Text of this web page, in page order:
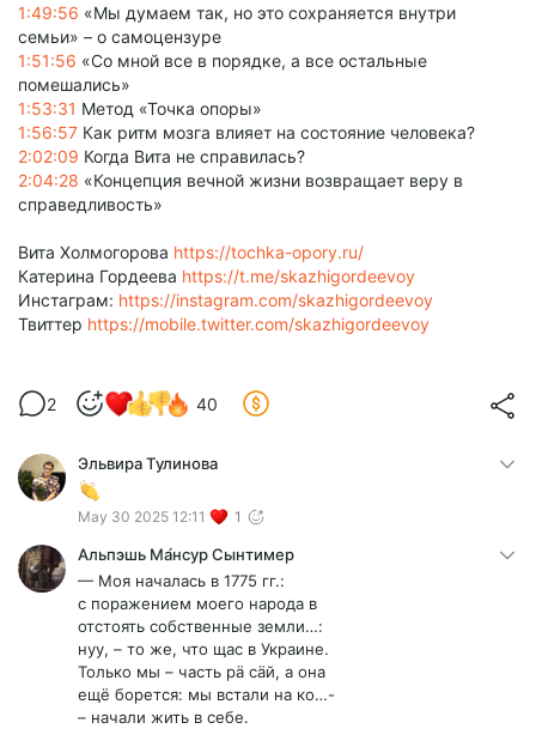
1:49:56 «Мы думаем так, но это сохраняется внутри
семьи» – о самоцензуре
1:51:56 «Со мной все в порядке, а все остальные
помешались»
1:53:31 Метод «Точка опоры»
1:56:57 Как ритм мозга влияет на состояние человека?
2:02:09 Когда Вита не справилась?
2:04:28 «Концепция вечной жизни возвращает веру в
справедливость»
Вита Холмогорова https://tochka-opory.ru/
Катерина Гордеева https://t.me/skazhigordeevoy
Инстаграм: https://instagram.com/skazhigordeevoy
Твиттер https://mobile.twitter.com/skazhigordeevoy
2 40
Эльвира Тулинова
May 30 2025 12:11 1
Альпэшь Ма́нсур Сынтимер
— Моя началась в 1775 гг.:
с поражением моего народа в
отстоять собственные земли…:
нуу, – то же, что щас в Украине.
Только мы – часть рä сäй, а она
ещё борется: мы встали на ко…-
– начали жить в себе.